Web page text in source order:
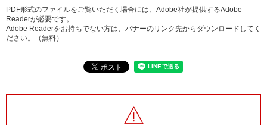
PDF形式のファイルをご覧いただく場合には、Adobe社が提供するAdobe
Readerが必要です。
Adobe Readerをお持ちでない方は、バナーのリンク先からダウンロードしてく
ださい。（無料）